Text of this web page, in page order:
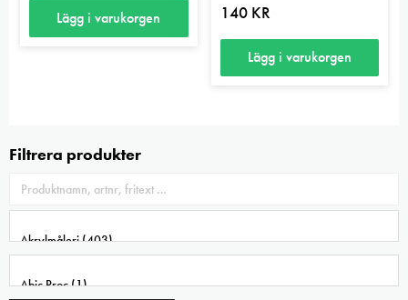
Lägg i varukorgen 140 KR
Lägg i varukorgen
Filtrera produkter